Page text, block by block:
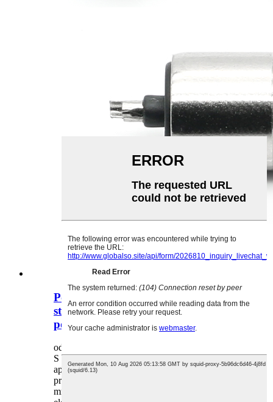
Podrobnosti o zásuvce
stejnosměrného proudu a prostředí
použití
od admina dne 23-03-30
S pokrokem technologie a rozšiřováním
aplikačních oblastí jsou zásuvky stejnosměrného
proudu lidmi postupně oceňovány a používány.V
mnoha praktických aplikacích hrají stejnosměrné